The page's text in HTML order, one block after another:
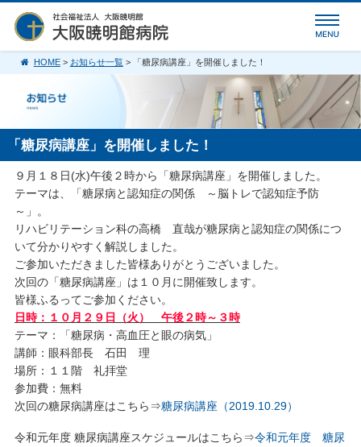
HOME> お知らせ一覧> 「糖尿病講座」を開催しました！
「糖尿病講座」を開催しました！
９月１８日(水)午後２時から「糖尿病講座」を開催しました。
テーマは、「糖尿病と認知症の関係 ～脳トレで認知症予防
～」。
リハビリテーション科の高橋 直哉が糖尿病と認知症の関係につ
いて分かりやすく解説しました。
ご参加いただきました皆様ありがとうございました。
次回の「糖尿病講座」は１０月に開催致します。
皆様ふるってご参加ください。
日時：１０月２９日（火） 午後２時～３時
テーマ：「糖尿病・高血圧と眼の病気」
講師：眼科部長 石田 理
場所：１１階 礼拝堂
参加費：無料
次回の糖尿病講座はこちら⇒糖尿病講座（2019.10.29）
令和元年度 糖尿病講座スケジュールはこちら⇒令和元年度 糖尿